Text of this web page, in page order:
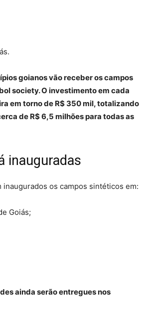
goianos vão receber os campos
society. O investimento em cada
em torno de R$ 350 mil, totalizando
de R$ 6,5 milhões para todas as
inauguradas
inaugurados os campos sintéticos em:
Goiás;
ainda serão entregues nos